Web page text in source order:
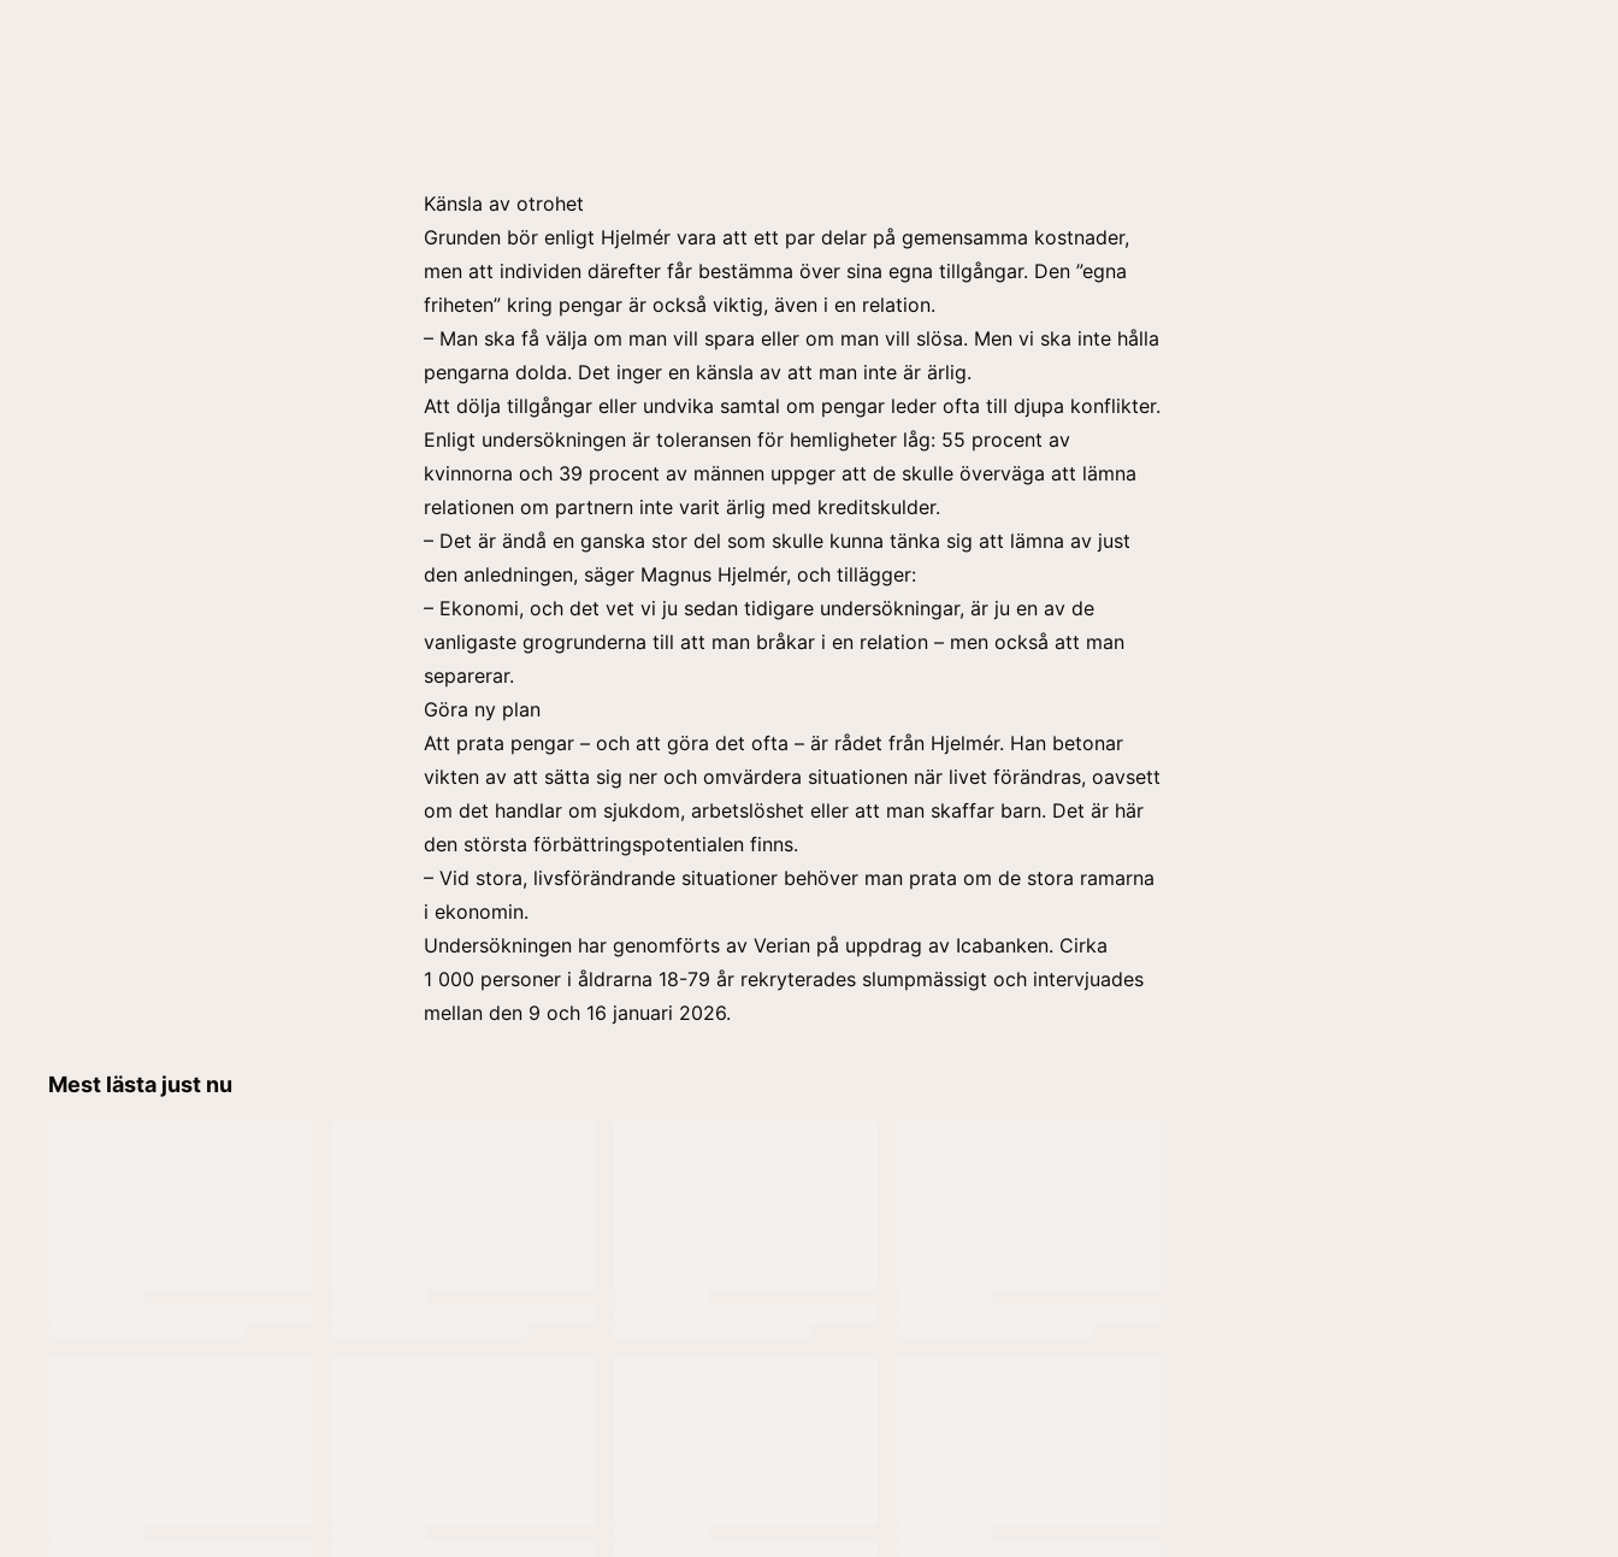
Känsla av otrohet
Grunden bör enligt Hjelmér vara att ett par delar på gemensamma kostnader,
men att individen därefter får bestämma över sina egna tillgångar. Den ”egna
friheten” kring pengar är också viktig, även i en relation.
– Man ska få välja om man vill spara eller om man vill slösa. Men vi ska inte hålla
pengarna dolda. Det inger en känsla av att man inte är ärlig.
Att dölja tillgångar eller undvika samtal om pengar leder ofta till djupa konflikter.
Enligt undersökningen är toleransen för hemligheter låg: 55 procent av
kvinnorna och 39 procent av männen uppger att de skulle överväga att lämna
relationen om partnern inte varit ärlig med kreditskulder.
– Det är ändå en ganska stor del som skulle kunna tänka sig att lämna av just
den anledningen, säger Magnus Hjelmér, och tillägger:
– Ekonomi, och det vet vi ju sedan tidigare undersökningar, är ju en av de
vanligaste grogrunderna till att man bråkar i en relation – men också att man
separerar.
Göra ny plan
Att prata pengar – och att göra det ofta – är rådet från Hjelmér. Han betonar
vikten av att sätta sig ner och omvärdera situationen när livet förändras, oavsett
om det handlar om sjukdom, arbetslöshet eller att man skaffar barn. Det är här
den största förbättringspotentialen finns.
– Vid stora, livsförändrande situationer behöver man prata om de stora ramarna
i ekonomin.
Undersökningen har genomförts av Verian på uppdrag av Icabanken. Cirka
1 000 personer i åldrarna 18-79 år rekryterades slumpmässigt och intervjuades
mellan den 9 och 16 januari 2026.
Mest lästa just nu